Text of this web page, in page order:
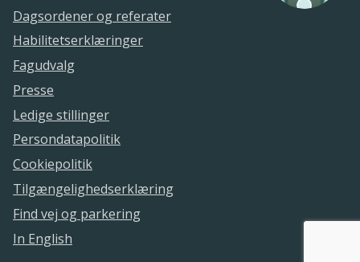
Dagsordener og referater
Habilitetserklæringer
Fagudvalg
Presse
Ledige stillinger
Persondatapolitik
Cookiepolitik
Tilgængelighedserklæring
Find vej og parkering
In English